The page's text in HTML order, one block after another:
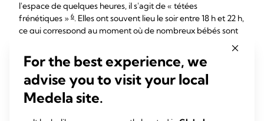
l'espace de quelques heures, il s'agit de « tétées
frénétiques » 6. Elles ont souvent lieu le soir entre 18 h et 22 h,
ce qui correspond au moment où de nombreux bébés sont
rapportent souvent que cette situation a lieu pendant deux
à neuf semaines après la naissance. C'est tout à fait normal :
il s'agit d'un comportement courant chez les bébés qui sont
satisfaits le reste de la journée, mangent bien et prennent du
poids, et sont généralement en bonne santé
For the best experience, we
advise you to visit your local
Medela site.